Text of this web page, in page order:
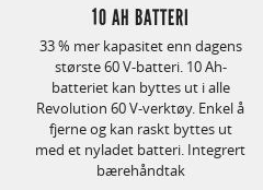
10 AH BATTERI
33 % mer kapasitet enn dagens
største 60 V-batteri. 10 Ah-
batteriet kan byttes ut i alle
Revolution 60 V-verktøy. Enkel å
fjerne og kan raskt byttes ut
med et nyladet batteri. Integrert
bærehåndtak